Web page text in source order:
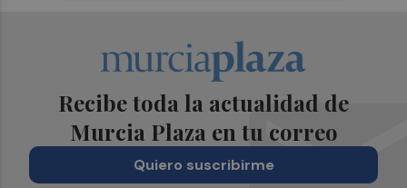
Recibe toda la actualidad de
Murcia Plaza en tu correo
Quiero suscribirme